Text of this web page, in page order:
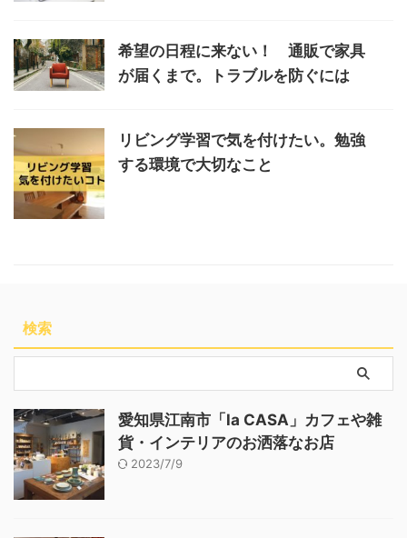
希望の日程に来ない！ 通販で家具
が届くまで。トラブルを防ぐには
リビング学習で気を付けたい。勉強
する環境で大切なこと
検索
愛知県江南市「la CASA」カフェや雑
貨・インテリアのお洒落なお店
2023/7/9